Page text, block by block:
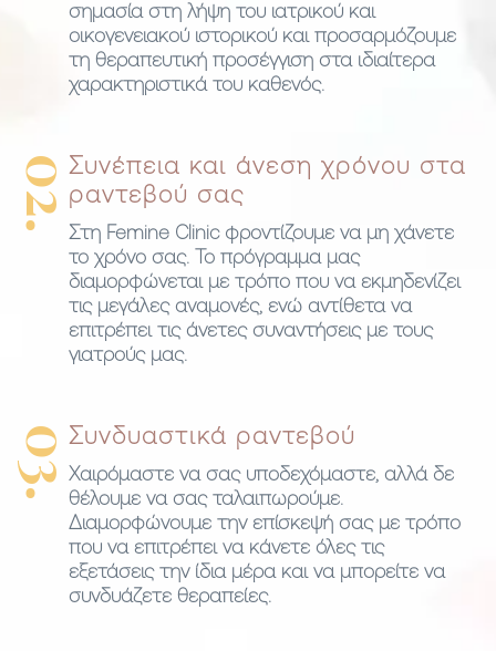
σημασία στη λήψη του ιατρικού και
οικογενειακού ιστορικού και προσαρμόζουμε
τη θεραπευτική προσέγγιση στα ιδιαίτερα
χαρακτηριστικά του καθενός.
02.Συνέπεια και άνεση χρόνου στα
ραντεβού σας
Στη Femine Clinicφροντίζουμε να μη χάνετε
το χρόνο σας. Το πρόγραμμα μας
διαμορφώνεται με τρόπο που να εκμηδενίζει
τις μεγάλες αναμονές, ενώ αντίθετα να
επιτρέπει τις άνετες συναντήσεις με τους
γιατρούς μας.
03.Συνδυαστικά ραντεβού
Χαιρόμαστε να σας υποδεχόμαστε, αλλά δε
θέλουμε να σας ταλαιπωρούμε.
Διαμορφώνουμε την επίσκεψή σας με τρόπο
που να επιτρέπει να κάνετε όλες τις
εξετάσεις την ίδια μέρα και να μπορείτε να
συνδυάζετε θεραπείες.